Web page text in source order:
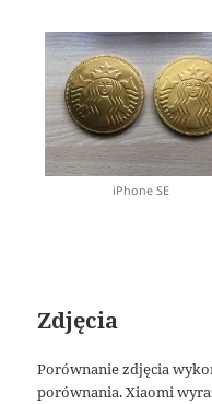
iPhone SE
Zdjęcia
Porównanie zdjęcia
porównania. Xiaomi